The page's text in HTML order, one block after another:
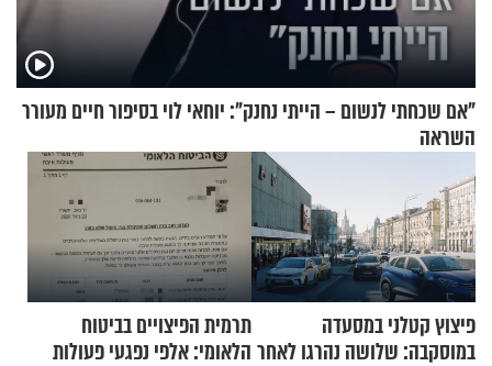
"אם שכחתי לנשום – הייתי נחנק": יוחאי לוי בסיפור חיים מעורר
השראה
פיצוץ קטלני במסעדה
במוסקבה: שלושה נהרגו לאחר
תרמית הפיצויים בביטוח
הלאומי: אלפי נפגעי פעולות